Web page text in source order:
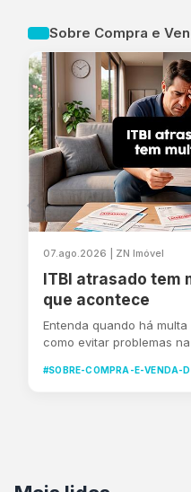
Sobre Compra e
07.ago.2026 | ZN Imóvel
ITBI atrasado tem
que acontece
Entenda quando há multa
como evitar problemas
#SOBRE-COMPRA-E-VENDA-